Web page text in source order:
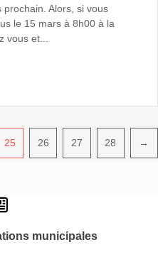
Alors, si vous
le 15 mars à 8h00 à la
et...
25 26 27 28 →
municipales